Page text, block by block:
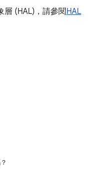
層 (HAL)，請參閱HAL